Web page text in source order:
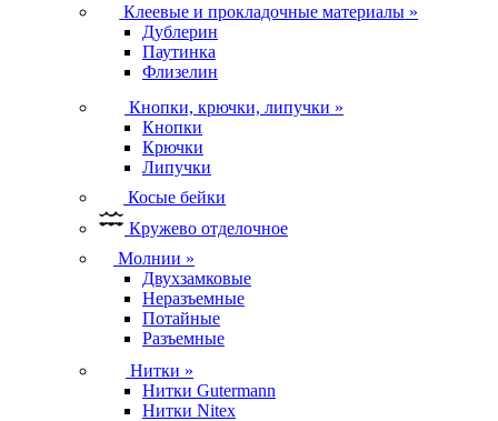
Клеевые и прокладочные материалы »
Дублерин
Паутинка
Флизелин
Кнопки, крючки, липучки »
Кнопки
Крючки
Липучки
Косые бейки
Кружево отделочное
Молнии »
Двухзамковые
Неразъемные
Потайные
Разъемные
Нитки »
Нитки Gutermann
Нитки Nitex